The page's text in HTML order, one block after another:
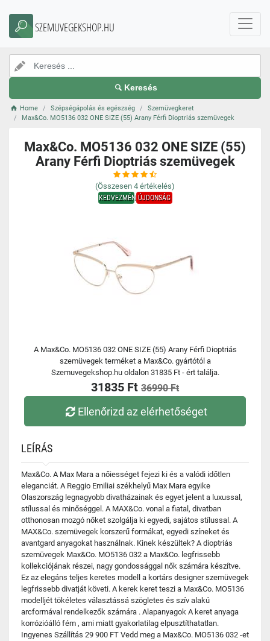
SZEMUVEGEKSHOP.HU
Keresés
Home Szépségápolás és egészség
Szemüvegkeret
Max&Co. MO5136 032 ONE SIZE (55) Arany Férfi Dioptriás szemüvegek
Max&Co. MO5136 032 ONE SIZE (55)
Arany Férfi Dioptriás szemüvegek
(Összesen 4 értékelés)
KEDVEZMÉNYÚJDONSÁG
A Max&Co. MO5136 032 ONE SIZE (55) Arany Férfi Dioptriás
szemüvegek terméket a Max&Co. gyártótól a
Szemuvegekshop.hu oldalon 31835 Ft - ért találja.
31835 Ft 36990 Ft
Ellenőrizd az elérhetőséget
LEÍRÁS
Max&Co. A Max Mara a nőiességet fejezi ki és a valódi időtlen
eleganciát. A Reggio Emiliai székhelyű Max Mara egyike
Olaszország legnagyobb divatházainak és egyet jelent a luxussal,
stílussal és minőséggel. A MAX&Co. vonal a fiatal, divatban
otthonosan mozgó nőket szolgálja ki egyedi, sajátos stílussal. A
MAX&Co. szemüvegek korszerű formákat, egyedi színeket és
avantgard anyagokat használnak. Kinek készültek? A dioptriás
szemüvegek Max&Co. MO5136 032 a Max&Co. legfrissebb
kollekciójának részei, nagy gondossággal nők számára készítve.
Ez az elegáns teljes keretes modell a kortárs designer szemüvegek
legfrissebb divatját követi. A kerek keret teszi a Max&Co. MO5136
modelljét tökéletes választássá szögletes és szív alakú
arcformával rendelkezők számára . Alapanyagok A keret anyaga
korrózióálló fém , ami miatt gyakorlatilag elpusztíthatatlan.
Ingyenes Szállítás 29 900 FT Vedd meg a Max&Co. MO5136 032 -et